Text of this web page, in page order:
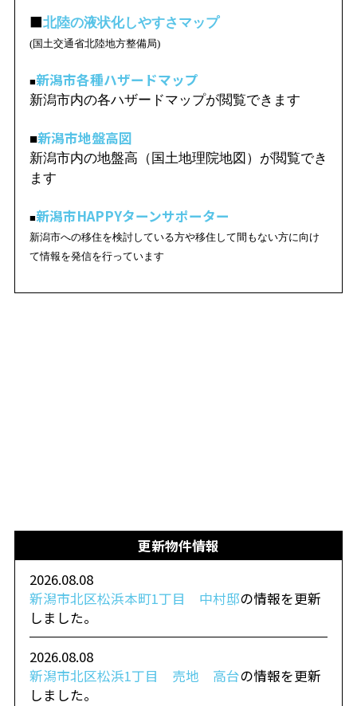
■北陸の液状化しやすさマップ
(国土交通省北陸地方整備局)
■新潟市各種ハザードマップ
新潟市内の各ハザードマップが閲覧できます
■新潟市地盤高図
新潟市内の地盤高（国土地理院地図）が閲覧でき
ます
■新潟市HAPPYターンサポーター
新潟市への移住を検討している方や移住して間もない方に向け
て情報を発信を行っています
更新物件情報
2026.08.08
新潟市北区松浜本町1丁目 中村邸の情報を更新
しました。
2026.08.08
新潟市北区松浜1丁目 売地 高台の情報を更新
しました。